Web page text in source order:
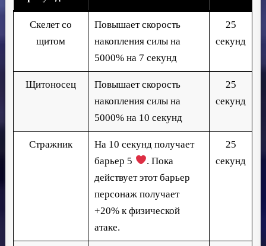
Скелет со
щитом
Повышает скорость
накопления силы на
5000% на 7 секунд
25
секунд
Щитоносец
Повышает скорость
накопления силы на
5000% на 10 секунд
25
секунд
Стражник
На 10 секунд получает
барьер 5
. Пока
действует этот барьер
персонаж получает
+20% к физической
атаке.
25
секунд